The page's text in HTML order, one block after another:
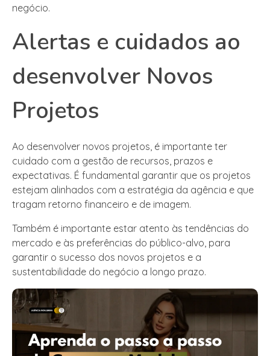
negócio.
Alertas e cuidados ao
desenvolver Novos
Projetos
Ao desenvolver novos projetos, é importante ter
cuidado com a gestão de recursos, prazos e
expectativas. É fundamental garantir que os projetos
estejam alinhados com a estratégia da agência e que
tragam retorno financeiro e de imagem.
Também é importante estar atento às tendências do
mercado e às preferências do público-alvo, para
garantir o sucesso dos novos projetos e a
sustentabilidade do negócio a longo prazo.